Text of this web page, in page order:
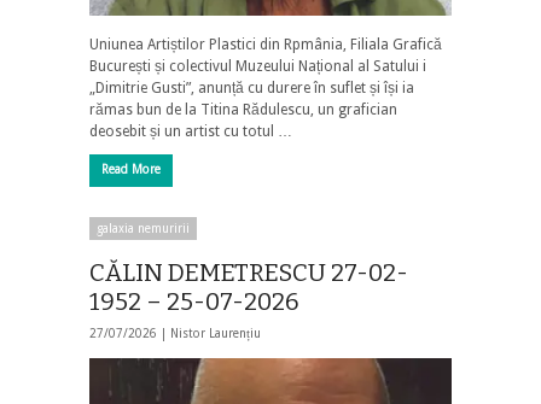
Uniunea Artiștilor Plastici din Rpmânia, Filiala Grafică
București și colectivul Muzeului Național al Satului i
„Dimitrie Gusti”, anunță cu durere în suflet și își ia
rămas bun de la Titina Rădulescu, un grafician
deosebit și un artist cu totul …
Read More
galaxia nemuririi
CĂLIN DEMETRESCU 27-02-
1952 – 25-07-2026
27/07/2026 | Nistor Laurențiu